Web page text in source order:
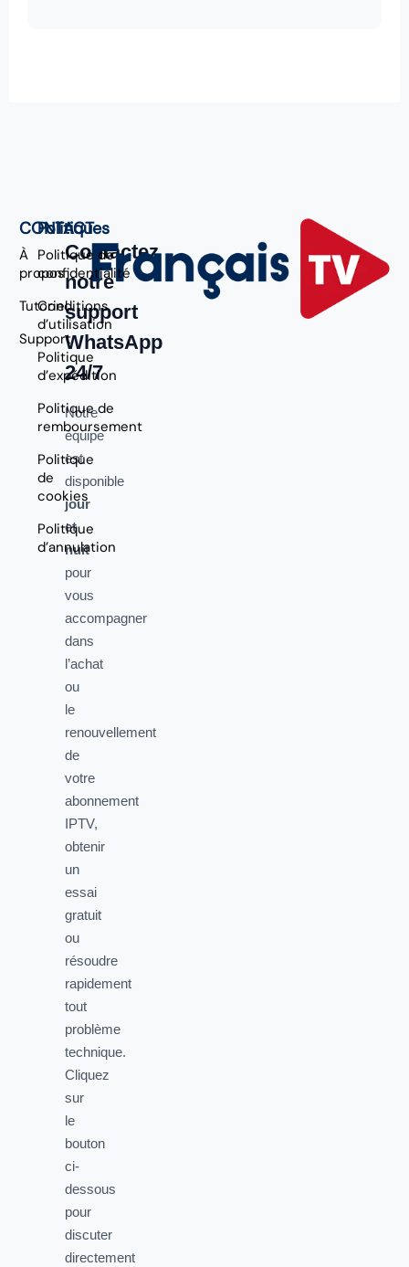
CONTACT
À
propos
Tutoriel
Support
Politiques
Politique de
confidentialité
Conditions
d’utilisation
Politique
d’expédition
Politique de
remboursement
Politique
de
cookies
Politique
d’annulation
Contactez
notre
support
WhatsApp
24/7
Notre
équipe
est
disponible
jour
et
nuit
pour
vous
accompagner
dans
l’achat
ou
le
renouvellement
de
votre
abonnement
IPTV,
obtenir
un
essai
gratuit
ou
résoudre
rapidement
tout
problème
technique.
Cliquez
sur
le
bouton
ci-
dessous
pour
discuter
directement